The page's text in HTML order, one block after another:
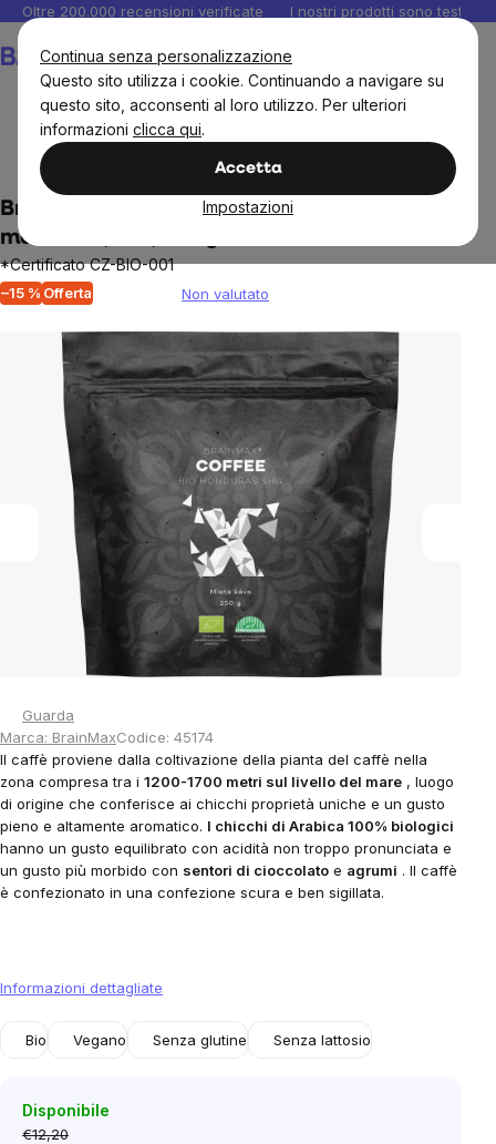
Continua senza personalizzazione
Questo sito utilizza i cookie. Continuando a navigare su
questo sito, acconsenti al loro utilizzo. Per ulteriori
informazioni clicca qui.
Accetta
Impostazioni
Salta
contenuto
Oltre 200.000 recensioni verificate I nostri prodotti sono testati
BrainMax Caffè Caffè Honduras SHG,
macinato, BIO, 250 g
*Certificato CZ-BIO-001
–15 % Offerta
The
product
rating
is
0,0
out
stars.
Non valutato
Guarda
Marca: BrainMaxCodice: 45174
Il caffè proviene dalla coltivazione della pianta del caffè nella
zona compresa tra i 1200-1700 metri sul livello del mare , luogo
di origine che conferisce ai chicchi proprietà uniche e un gusto
pieno e altamente aromatico. I chicchi di Arabica 100% biologici
hanno un gusto equilibrato con acidità non troppo pronunciata e
un gusto più morbido con sentori di cioccolato e agrumi . Il caffè
è confezionato in una confezione scura e ben sigillata.
Informazioni dettagliate
Bio Vegano Senza glutine Senza lattosio
Disponibile
€12,20